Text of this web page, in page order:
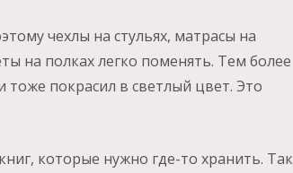
чехлы на стульях, матрасы на
на полках легко поменять. Тем более
тоже покрасил в светлый цвет. Это
которые нужно где-то хранить. Так